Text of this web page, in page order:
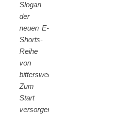
Slogan
der
neuen E-
Shorts-
Reihe
von
bittersweet.
Zum
Start
versorgen